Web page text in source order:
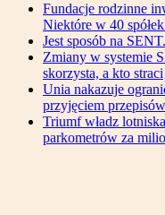
Fundacje rodzinne
Niektóre w 40
Jest sposób na
Zmiany w systemie
skorzysta, a kto straci
Unia nakazuje
przyjęciem przepisów
Triumf władz
parkometrów za